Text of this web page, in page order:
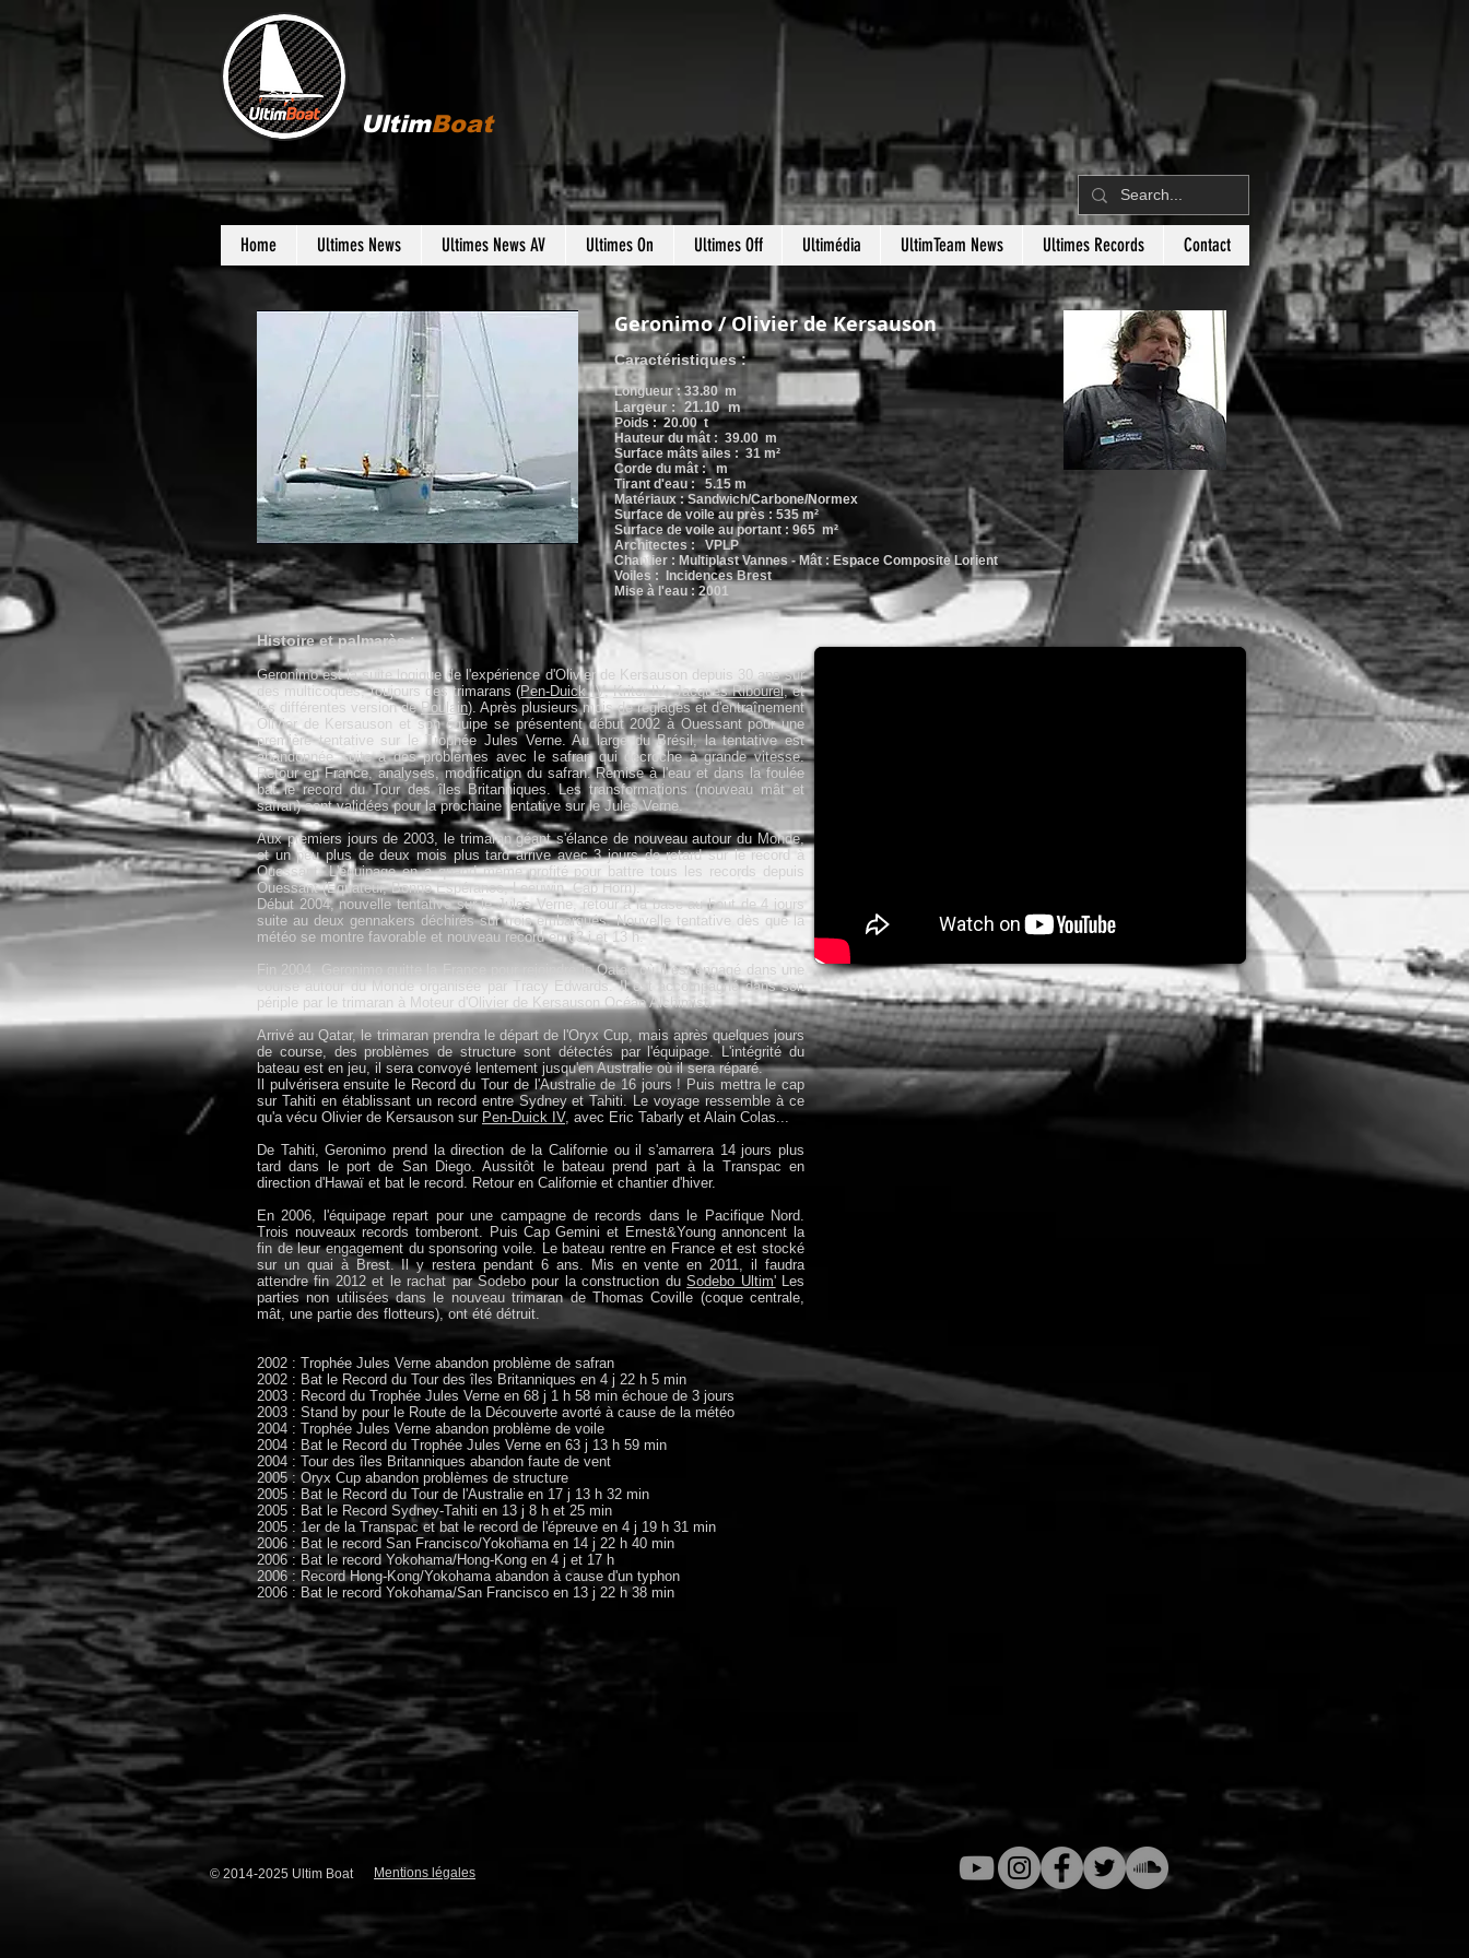
UltimBoat
Home Ultimes News Ultimes News AV Ultimes On Ultimes Off Ultimédia UltimTeam News Ultimes Records Contact
Geronimo / Olivier de Kersauson
Caractéristiques :
Longueur : 33.80 m
Largeur : 21.10 m
Poids : 20.00t
Hauteur du mât : 39.00 m
Surface mâts ailes : 31 m²
Corde du mât : m
Tirant d'eau : 5.15 m
Matériaux : Sandwich/Carbone/Normex
Surface de voile au près : 535 m²
Surface de voile au portant : 965 m²
Architectes : VPLP
Chantier : Multiplast Vannes - Mât : Espace Composite Lorient
Voiles : Incidences Brest
Mise à l'eau : 2001
Histoire et palmarès :
Geronimo est la suite logique de l'expérience d'Olivier de Kersauson depuis 30 ans sur
des multicoques, toujours des trimarans (Pen-Duick IV,Kriter IV,Jacques Ribourel, et
les différentes version dePoulain). Après plusieurs mois de réglages et d'entraînement
Olivier de Kersauson et son équipe se présentent début 2002 à Ouessant pour une
première tentative sur le Trophée Jules Verne. Au large du Brésil, la tentative est
abandonnée suite à des problèmes avec le safran qui décroche à grande vitesse.
Retour en France, analyses, modification du safran. Remise à l'eau et dans la foulée
bat le record du Tour des îles Britanniques. Les transformations (nouveau mât et
safran) sont validées pour la prochaine tentative sur le Jules Verne.
Aux premiers jours de 2003, le trimaran géant s'élance de nouveau autour du Monde,
et un peu plus de deux mois plus tard arrive avec 3 jours de retard sur le record à
Ouessant. L'équipage en a quand même profité pour battre tous les records depuis
Ouessant (Equateur, Bonne Espérance, Leeuwin, Cap Horn).
Début 2004, nouvelle tentative sur le Jules Verne, retour à la base au bout de 4 jours
suite au deux gennakers déchirés sur trois embarqués. Nouvelle tentative dès que la
météo se montre favorable et nouveau record en 63 j et 13 h.
Fin 2004, Geronimo quitte la France pour rejoindre le Qatar, où il est engagé dans une
course autour du Monde organisée par Tracy Edwards. Il est accompagné dans son
périple par le trimaran à Moteur d'Olivier de Kersauson Océan Alchimist.
Arrivé au Qatar, le trimaran prendra le départ de l'Oryx Cup, mais après quelques jours
de course, des problèmes de structure sont détectés par l'équipage. L'intégrité du
bateau est en jeu, il sera convoyé lentement jusqu'en Australie où il sera réparé.
Il pulvérisera ensuite le Record du Tour de l'Australie de 16 jours ! Puis mettra le cap
sur Tahiti en établissant un record entre Sydney et Tahiti. Le voyage ressemble à ce
qu'a vécu Olivier de Kersauson sur Pen-Duick IV, avec Eric Tabarly et Alain Colas...
De Tahiti, Geronimo prend la direction de la Californie ou il s'amarrera 14 jours plus
tard dans le port de San Diego. Aussitôt le bateau prend part à la Transpac en
direction d'Hawaï et bat le record. Retour en Californie et chantier d'hiver.
En 2006, l'équipage repart pour une campagne de records dans le Pacifique Nord.
Trois nouveaux records tomberont. Puis Cap Gemini et Ernest&Young annoncent la
fin de leur engagement du sponsoring voile. Le bateau rentre en France et est stocké
sur un quai à Brest. Il y restera pendant 6 ans. Mis en vente en 2011, il faudra
attendre fin 2012 et le rachat par Sodebo pour la construction duSodebo Ultim'Les
parties non utilisées dans le nouveau trimaran de Thomas Coville (coque centrale,
mât, une partie des flotteurs), ont été détruit.
2002 : Trophée Jules Verne abandon problème de safran
2002 : Bat le Record du Tour des îles Britanniques en 4 j 22 h 5 min
2003 : Record du Trophée Jules Verne en 68 j 1 h 58 min échoue de 3 jours
2003 : Stand by pour le Route de la Découverte avorté à cause de la météo
2004 : Trophée Jules Verne abandon problème de voile
2004 : Bat le Record du Trophée Jules Verne en 63 j 13 h 59 min
2004 : Tour des îles Britanniques abandon faute de vent
2005 : Oryx Cup abandon problèmes de structure
2005 : Bat le Record du Tour de l'Australie en 17 j 13 h 32 min
2005 : Bat le Record Sydney-Tahiti en 13 j 8 h et 25 min
2005 : 1er de la Transpac et bat le record de l'épreuve en 4 j 19 h 31 min
2006 : Bat le record San Francisco/Yokohama en 14 j 22 h 40 min
2006 : Bat le record Yokohama/Hong-Kong en 4 j et 17 h
2006 : Record Hong-Kong/Yokohama abandon à cause d'un typhon
2006 : Bat le record Yokohama/San Francisco en 13 j 22 h 38 min
© 2014-2025 Ultim Boat Mentions légales